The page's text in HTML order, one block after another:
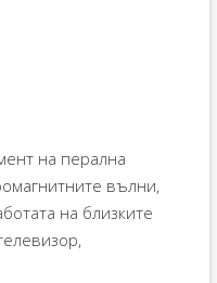
на перална
вълни,
на близките